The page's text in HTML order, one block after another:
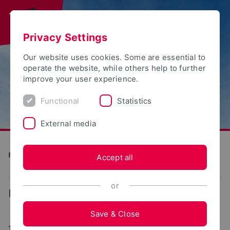
Future Food Factory OWL
11/20/2020
Privacy Settings
Our website uses cookies. Some are essential to
operate the website, while others help to further
improve your user experience.
Functional Statistics
External media
Accept all
or
Save & Close